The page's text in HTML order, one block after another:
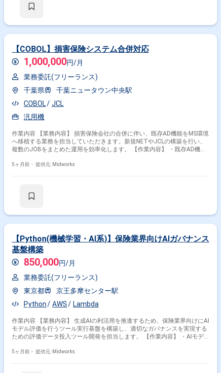
【COBOL】損害保険システム合併対応
1,000,000円/月
業務委託(フリーランス)
千葉県
千葉ニュータウン中央駅
COBOL
JCL
汎用機
作業内容 【業務内容】 損害保険会社の合併に伴い、既存AD機能をMS環境
へ移植する業務を担当していただきます。新規NETやJCLの構築を行い、
複数のJOBをまとめた運用を効率化します。 【作業内容】 ・既存AD機能
動作確認 ・不具合修正
5ヶ月前・ 提供元: Midworks
【Python(機械学習・AI系)】保険業界向けAIガバナンス
基盤構築
850,000円/月
業務委託(フリーランス)
東京都
京王多摩センター駅
Python
AWS Lambda
作業内容 【業務内容】 生成AIの利活用を推進するため、保険業界向けにAI
モデル評価を行うツール実行基盤を構築し、適切なガバナンスを実現する
ための評価データ投入ツール開発を担当します。 【作業内容】 ・AIモデ
5ヶ月前・ 提供元: Midworks